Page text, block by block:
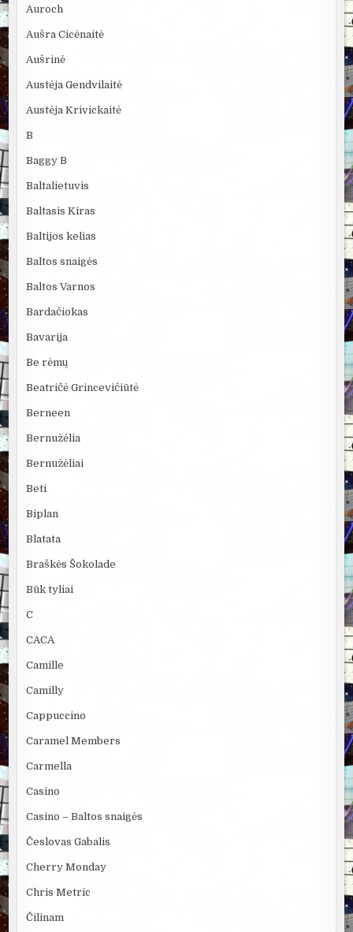
Auroch
Aušra Cicėnaitė
Aušrinė
Austėja Gendvilaitė
Austėja Krivickaitė
B
Baggy B
Baltalietuvis
Baltasis Kiras
Baltijos kelias
Baltos snaigės
Baltos Varnos
Bardačiokas
Bavarija
Be rėmų
Beatričė Grincevičiūtė
Berneen
Bernužėlia
Bernužėliai
Beti
Biplan
Blatata
Braškės Šokolade
Būk tyliai
C
CACA
Camille
Camilly
Cappuccino
Caramel Members
Carmella
Casino
Casino – Baltos snaigės
Česlovas Gabalis
Cherry Monday
Chris Metric
Čilinam